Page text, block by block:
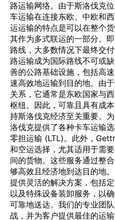
路运输网络。由于斯洛伐克
车运输在连接东欧、中欧和
运运输的特点是可以在整个
其作为多式联运的一部分。
路线，大多数情况下最终交
路运输成为国际路线不可或
善的公路基础设施，包括高
速高效地运输到目的地。由
关系，它通常是东欧国家与
枢纽。因此，可靠且具有成
持斯洛伐克经济至关重要。
洛伐克提供了各种卡车运输
零担运输 (LTL)。此外，
和空运选择，尤其适用于需
间的货物。这些服务通过整
够高效且经济地到达目的地
提供灵活的解决方案，包括
以及特殊设备装卸服务，以
可靠地送达。我们的专业团
战，并为客户提供最佳的运输